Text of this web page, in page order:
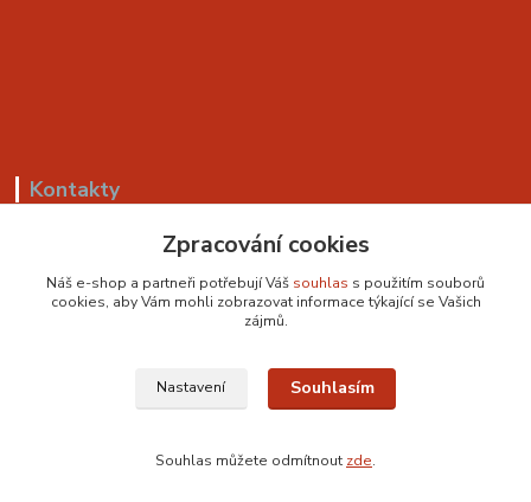
Kontakty
+420 799 530 549
sedackyvysocina@seznam.cz
Zpracování cookies
Náš e-shop a partneři potřebují Váš souhlas s použitím souborů
cookies, aby Vám mohli zobrazovat informace týkající se Vašich
zájmů.
Nastavení Souhlasím
Souhlas můžete odmítnout zde.